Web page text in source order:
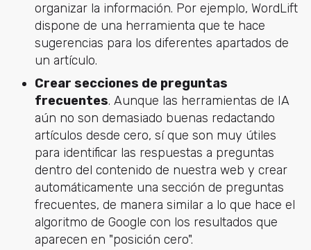
organizar la información. Por ejemplo, WordLift
dispone de una herramienta que te hace
sugerencias para los diferentes apartados de
un artículo.
Crear secciones de preguntas
frecuentes. Aunque las herramientas de IA
aún no son demasiado buenas redactando
artículos desde cero, sí que son muy útiles
para identificar las respuestas a preguntas
dentro del contenido de nuestra web y crear
automáticamente una sección de preguntas
frecuentes, de manera similar a lo que hace el
algoritmo de Google con los resultados que
aparecen en "posición cero".